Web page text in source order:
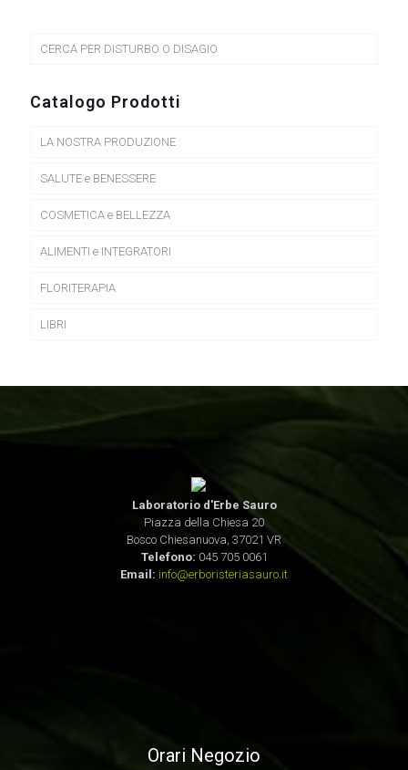
CERCA PER DISTURBO O DISAGIO
Catalogo Prodotti
LA NOSTRA PRODUZIONE
SALUTE e BENESSERE
COSMETICA e BELLEZZA
ALIMENTI e INTEGRATORI
FLORITERAPIA
LIBRI
Laboratorio d'Erbe Sauro
Piazza della Chiesa 20
Bosco Chiesanuova, 37021 VR
Telefono: 045 705 0061
Email: info@erboristeriasauro.it
Orari Negozio